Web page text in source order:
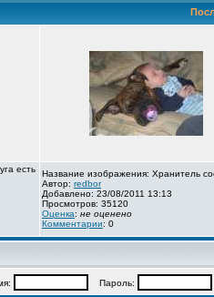
есть
Название изображения: Хранитель
Автор: redbor
Добавлено: 23/08/2011 13:13
Просмотров: 35120
Оценка: не оценено
Комментарии: 0
Пароль: